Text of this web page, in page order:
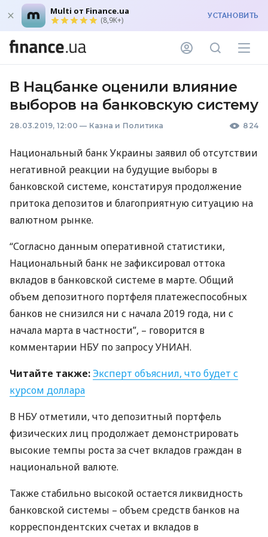
Multi от Finance.ua
(8,9K+) УСТАНОВИТЬ
В Нацбанке оценили влияние
выборов на банковскую систему
28.03.2019, 12:00 — Казна и Политика 824
Национальный банк Украины заявил об отсутствии
негативной реакции на будущие выборы в
банковской системе, констатируя продолжение
притока депозитов и благоприятную ситуацию на
валютном рынке.
“Согласно данным оперативной статистики,
Национальный банк не зафиксировал оттока
вкладов в банковской системе в марте. Общий
объем депозитного портфеля платежеспособных
банков не снизился ни с начала 2019 года, ни с
начала марта в частности”, – говорится в
комментарии НБУ по запросуУНИАН.
Читайте также:Эксперт объяснил, что будет с
курсом доллара
В НБУотметили, что депозитный портфель
физических лиц продолжает демонстрировать
высокие темпы роста за счет вкладов граждан в
национальной валюте.
Также стабильно высокой остается ликвидность
банковской системы – объем средств банков на
корреспондентских счетах и ​​вкладов в